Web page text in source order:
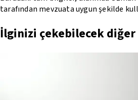
tarafından mevzuata uygun şekilde
İlginizi çekebilecek diğer